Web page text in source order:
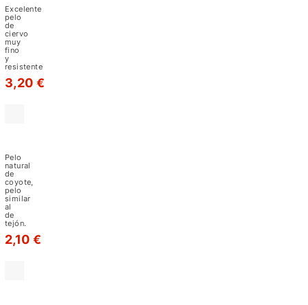
y,
en
ocasiones,
para
formar
secas.
En
particular,
el
pelo
Ciervo
URZ
Excelente
pelo
de
ciervo
muy
fino
y
resistente
3,20 €
Coyote
Pelo
natural
de
coyote,
pelo
similar
al
de
tejón.
2,10 €